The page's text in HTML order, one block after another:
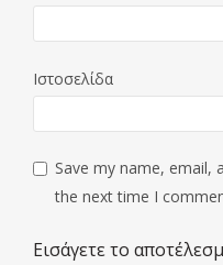
Ιστοσελίδα
Save my name, email,
the next time I
Εισάγετε το